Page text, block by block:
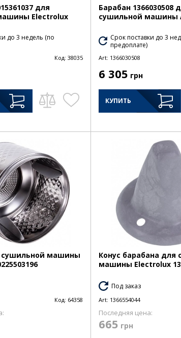
для
Electrolux
до 3 недель (по
Код: 38035
Барабан 1366030508
сушильной машины
Срок поставки до 3
предоплате)
Art: 1366030508
6 305 грн
КУПИТЬ
сушильной машины
Код: 64358
Конус барабана для
машины Electrolux
Под заказ
Art: 1366554044
Последняя цена:
665 грн